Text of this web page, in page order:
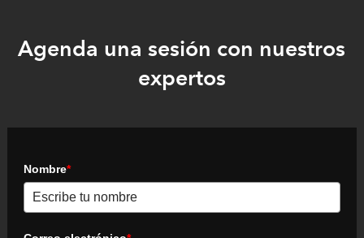
Agenda una sesión con nuestros
expertos
Nombre*